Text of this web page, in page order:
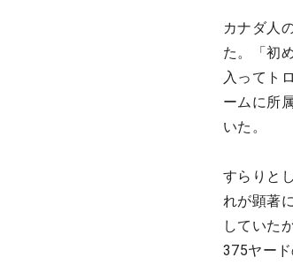
カナダ人
た。「初
入ってト
ームに所
いた。
すらりと
れが顕著
していた
375ヤード